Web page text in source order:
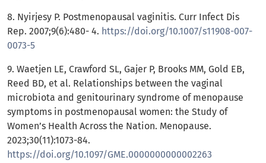
8. Nyirjesy P. Postmenopausal vaginitis. Curr Infect Dis
Rep. 2007;9(6):480- 4. https://doi.org/10.1007/s11908-007-
0073-5
9. Waetjen LE, Crawford SL, Gajer P, Brooks MM, Gold EB,
Reed BD, et al. Relationships between the vaginal
microbiota and genitourinary syndrome of menopause
symptoms in postmenopausal women: the Study of
Women’s Health Across the Nation. Menopause.
2023;30(11):1073-84.
https://doi.org/10.1097/GME.0000000000002263